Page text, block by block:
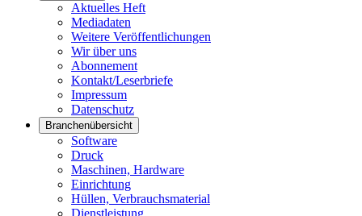
Aktuelles Heft
Mediadaten
Weitere Veröffentlichungen
Wir über uns
Abonnement
Kontakt/Leserbriefe
Impressum
Datenschutz
Branchenübersicht
Software
Druck
Maschinen, Hardware
Einrichtung
Hüllen, Verbrauchsmaterial
Dienstleistung